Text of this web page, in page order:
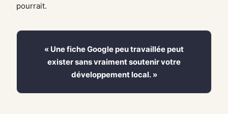
pourrait.
« Une fiche Google peu travaillée peut
exister sans vraiment soutenir votre
développement local. »